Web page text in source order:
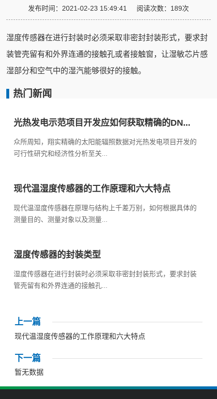
发布时间： 2021-02-23 15:49:41 阅读次数： 189次
湿度传感器在进行封装时必须采取非密封封装形式，要求封
装管壳留有和外界连通的接触孔或者接触窗，让湿敏芯片感
湿部分和空气中的湿汽能够很好的接触。
热门新闻
光热发电示范项目开发应如何获取精确的DN...
众所周知，翔实精确的太阳能辐照数据对光热发电项目开发的
可行性研究和经济性分析至关...
现代温湿度传感器的工作原理和六大特点
现代温湿度传感器在原理与结构上千差万别，如何根据具体的
测量目的、测量对象以及测量...
湿度传感器的封装类型
湿度传感器在进行封装时必须采取非密封封装形式，要求封装
管壳留有和外界连通的接触孔...
上一篇
现代温湿度传感器的工作原理和六大特点
下一篇
暂无数据